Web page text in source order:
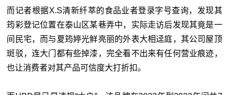
而记者根据X.S清新纤萃的食品业者登录字号查询，发现其
筠彩登记位置在泰山区某巷弄中，实际走访后发现其竟是一
间民宅，而与夏筠婷光鲜亮丽的外表大相迳庭，其公司屋顶
斑驳，连大门都有些掉漆，完全看不出来有任何营业痕迹，
也让消费者对其产品可信度大打折扣。